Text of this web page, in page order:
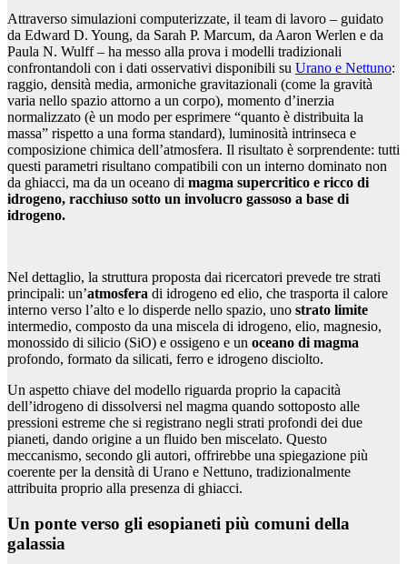
Attraverso simulazioni computerizzate, il team di lavoro – guidato
da Edward D. Young, da Sarah P. Marcum, da Aaron Werlen e da
Paula N. Wulff – ha messo alla prova i modelli tradizionali
confrontandoli con i dati osservativi disponibili su Urano e Nettuno:
raggio, densità media, armoniche gravitazionali (come la gravità
varia nello spazio attorno a un corpo), momento d’inerzia
normalizzato (è un modo per esprimere “quanto è distribuita la
massa” rispetto a una forma standard), luminosità intrinseca e
composizione chimica dell’atmosfera. Il risultato è sorprendente: tutti
questi parametri risultano compatibili con un interno dominato non
da ghiacci, ma da un oceano di magma supercritico e ricco di
idrogeno, racchiuso sotto un involucro gassoso a base di
idrogeno.
Nel dettaglio, la struttura proposta dai ricercatori prevede tre strati
principali: un’atmosfera di idrogeno ed elio, che trasporta il calore
interno verso l’alto e lo disperde nello spazio, uno strato limite
intermedio, composto da una miscela di idrogeno, elio, magnesio,
monossido di silicio (SiO) e ossigeno e un oceano di magma
profondo, formato da silicati, ferro e idrogeno disciolto.
Un aspetto chiave del modello riguarda proprio la capacità
dell’idrogeno di dissolversi nel magma quando sottoposto alle
pressioni estreme che si registrano negli strati profondi dei due
pianeti, dando origine a un fluido ben miscelato. Questo
meccanismo, secondo gli autori, offrirebbe una spiegazione più
coerente per la densità di Urano e Nettuno, tradizionalmente
attribuita proprio alla presenza di ghiacci.
Un ponte verso gli esopianeti più comuni della
galassia